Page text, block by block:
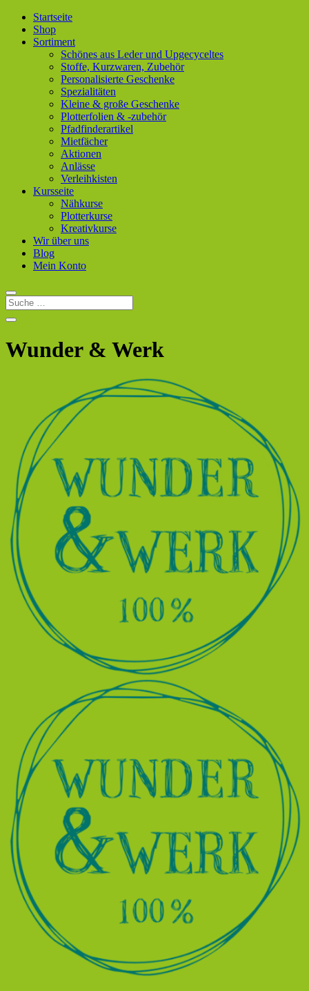
Startseite
Shop
Sortiment
Schönes aus Leder und Upgecyceltes
Stoffe, Kurzwaren, Zubehör
Personalisierte Geschenke
Spezialitäten
Kleine & große Geschenke
Plotterfolien & -zubehör
Pfadfinderartikel
Mietfächer
Aktionen
Anlässe
Verleihkisten
Kursseite
Nähkurse
Plotterkurse
Kreativkurse
Wir über uns
Blog
Mein Konto
Wunder & Werk